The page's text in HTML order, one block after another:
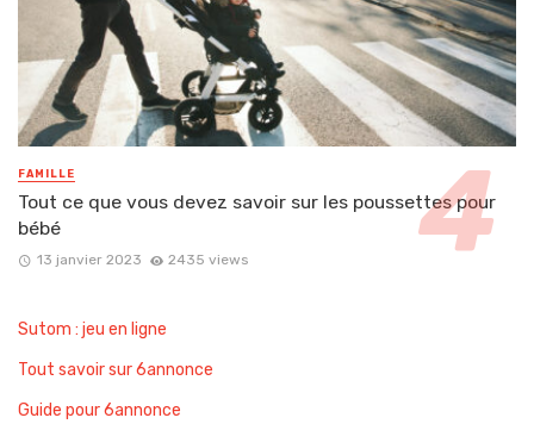
FAMILLE
Tout ce que vous devez savoir sur les poussettes pour
bébé
13 janvier 2023 2435 views
Sutom : jeu en ligne
Tout savoir sur 6annonce
Guide pour 6annonce